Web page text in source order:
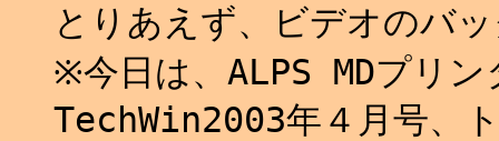
とりあえず、ビデオのバ
※今日は、ALPS MDプリ
TechWin2003年４月号、